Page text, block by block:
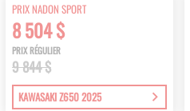
PRIX NADON SPORT
8 504 $
PRIX RÉGULIER
9 844 $
KAWASAKI Z650 2025